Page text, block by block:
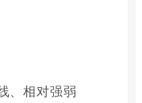
、相对强弱